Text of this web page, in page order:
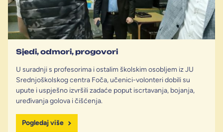
Sjedi, odmori, progovori
U suradnji s profesorima i ostalim školskim osobljem iz JU
Srednjoškolskog centra Foča, učenici-volonteri dobili su
upute i uspješno izvršili zadaće poput iscrtavanja, bojanja,
uređivanja golova i čišćenja.
Pogledaj više